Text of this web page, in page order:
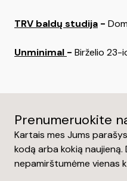
TRV baldų studija -
Unminimal - Birželio 23-
Prenumeruokite
Kartais mes Jums
kodą arba kokią naujieną.
nepamirštumėme vienas